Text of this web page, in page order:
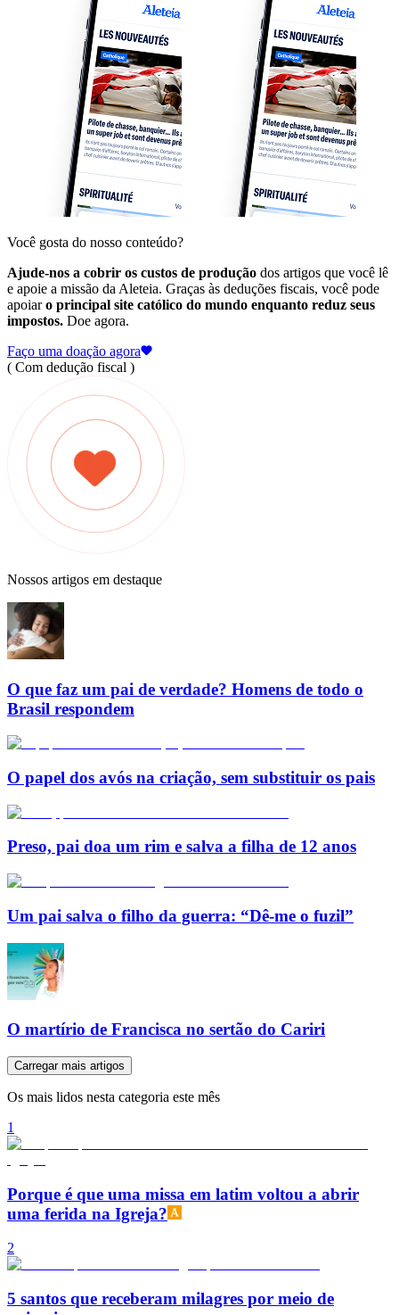
Você gosta do nosso conteúdo?
Ajude-nos a cobrir os custos de produção dos artigos que você lê
e apoie a missão da Aleteia. Graças às deduções fiscais, você pode
apoiaro principal site católico do mundo enquanto reduz seus
impostos. Doe agora.
Faço uma doação agora
( Com dedução fiscal )
Nossos artigos em destaque
O que faz um pai de verdade? Homens de todo o
Brasil respondem
O papel dos avós na criação, sem substituir os pais
Preso, pai doa um rim e salva a filha de 12 anos
Um pai salva o filho da guerra: “Dê-me o fuzil”
O martírio de Francisca no sertão do Cariri
Carregar mais artigos
Os mais lidos nesta categoria este mês
1
Porque é que uma missa em latim voltou a abrir
uma ferida na Igreja?
2
5 santos que receberam milagres por meio de